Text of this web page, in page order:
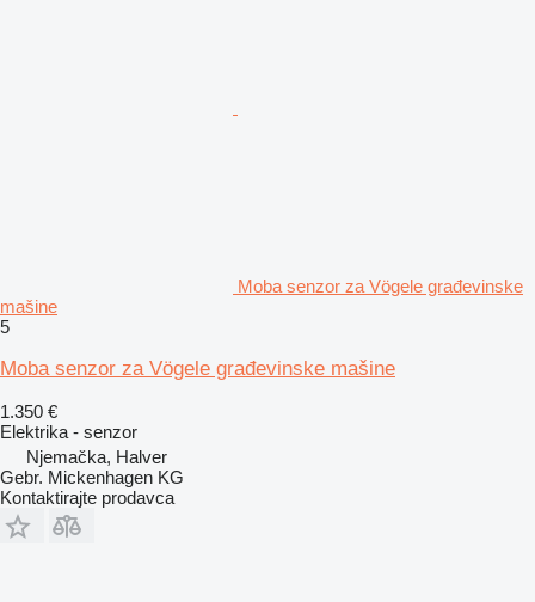
Moba senzor za Vögele građevinske
mašine
5
Moba senzor za Vögele građevinske mašine
1.350 €
Elektrika - senzor
Njemačka, Halver
Gebr. Mickenhagen KG
Kontaktirajte prodavca